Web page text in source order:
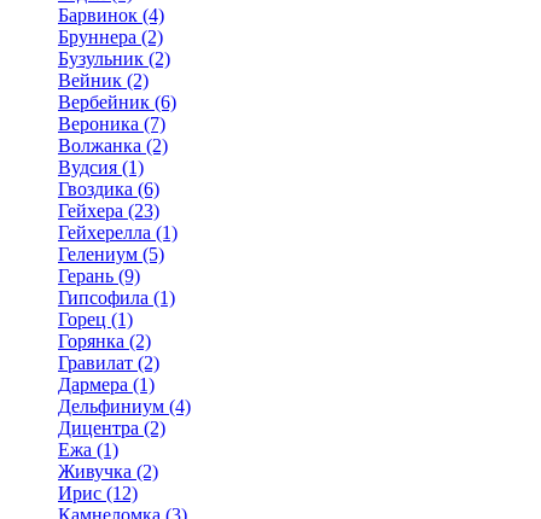
Барвинок (4)
Бруннера (2)
Бузульник (2)
Вейник (2)
Вербейник (6)
Вероника (7)
Волжанка (2)
Вудсия (1)
Гвоздика (6)
Гейхера (23)
Гейхерелла (1)
Гелениум (5)
Герань (9)
Гипсофила (1)
Горец (1)
Горянка (2)
Гравилат (2)
Дармера (1)
Дельфиниум (4)
Дицентра (2)
Ежа (1)
Живучка (2)
Ирис (12)
Камнеломка (3)